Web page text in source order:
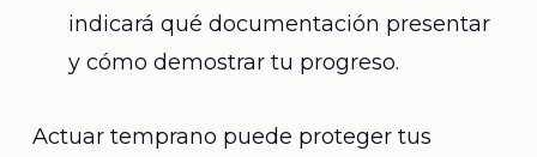
indicará qué documentación presentar
y cómo demostrar tu progreso.
Actuar temprano puede proteger tus